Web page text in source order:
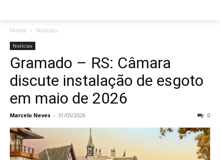
Home Notícias
Notícias
Gramado – RS: Câmara
discute instalação de esgoto
em maio de 2026
Marcelo Neves - 31/05/2026 0